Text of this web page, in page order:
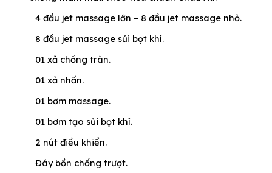
4 đầu jet massage lớn – 8 đầu jet massage nhỏ.
8 đầu jet massage sủi bọt khí.
01 xả chống tràn.
01 xả nhấn.
01 bơm massage.
01 bơm tạo sủi bọt khí.
2 nút điều khiển.
Đáy bồn chống trượt.